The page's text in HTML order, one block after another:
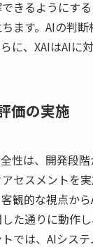
きるようにす
ます。AIの判
に、XAIはAIに
価の実施
性は、開発段
セスメントを
観的な視点か
た通りに動作
では、AIシス